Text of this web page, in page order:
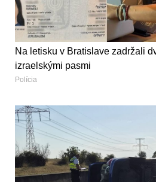
Na letisku v Bratislave zadržali
izraelskými pasmi
Polícia